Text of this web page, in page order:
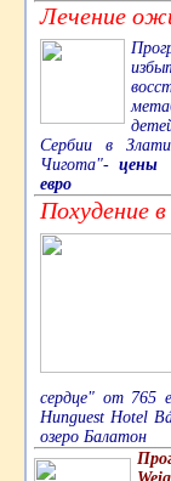
Лечение
Сербии в
Чигота"- цены
евро
Похудение
сердце" от 765
Hunguest Hotel
озеро Балатон